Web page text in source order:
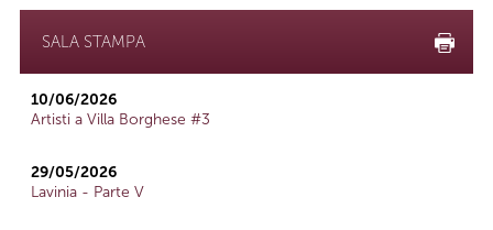
SALA STAMPA
10/06/2026
Artisti a Villa Borghese #3
29/05/2026
Lavinia - Parte V